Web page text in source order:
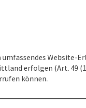
Website-
erfolgen (Art. 49
können.